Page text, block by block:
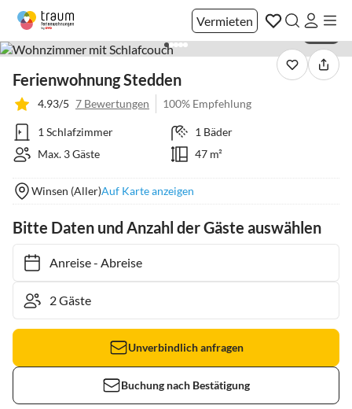
Vermieten
Ferienwohnung Stedden
4.93/5 7 Bewertungen 100% Empfehlung
1 Schlafzimmer
1 Bäder
Max. 3 Gäste
47 m²
Winsen (Aller)Auf Karte anzeigen
Bitte Daten und Anzahl der Gäste auswählen
Anreise- Abreise
Unverbindlich anfragen
Buchung nach Bestätigung